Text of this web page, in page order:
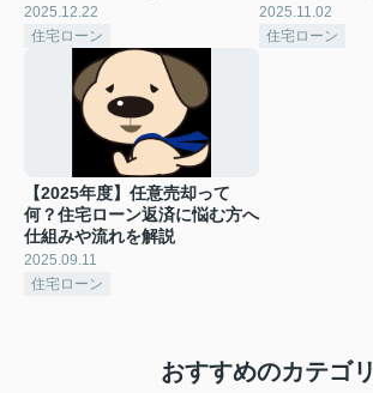
2025.12.22
住宅ローン
2025.11.02
住宅ローン
【2025年度】任意売却って
何？住宅ローン返済に悩む方へ
仕組みや流れを解説
2025.09.11
住宅ローン
おすすめのカテゴリ